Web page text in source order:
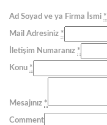
Ad Soyad ve ya Firma İsmi *
Mail Adresiniz *
İletişim Numaranız *
Konu *
Mesajınız *
Comment